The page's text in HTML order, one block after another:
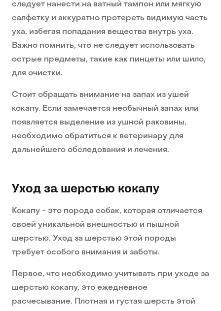
следует нанести на ватный тампон или мягкую
салфетку и аккуратно протереть видимую часть
уха, избегая попадания вещества внутрь уха.
Важно помнить, что не следует использовать
острые предметы, такие как пинцеты или шило,
для очистки.
Стоит обращать внимание на запах из ушей
кокапу. Если замечается необычный запах или
появляется выделение из ушной раковины,
необходимо обратиться к ветеринару для
дальнейшего обследования и лечения.
Уход за шерстью кокапу
Кокапу - это порода собак, которая отличается
своей уникальной внешностью и пышной
шерстью. Уход за шерстью этой породы
требует особого внимания и заботы.
Первое, что необходимо учитывать при уходе за
шерстью кокапу, это ежедневное
расчесывание. Плотная и густая шерсть этой